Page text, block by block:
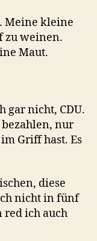
Meine kleine
zu weinen.
Maut.
gar nicht, CDU.
nur
Griff hast. Es
diese
nicht in fünf
ich auch